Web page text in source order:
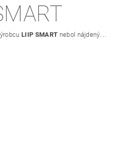
LIIP SMART nebol nájdený....